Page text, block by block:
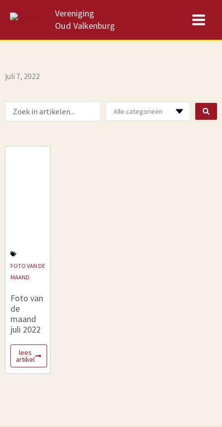
naar
inhoud
Vereniging
Oud Valkenburg
juli 7, 2022
Search
FOTO VAN DE
MAAND
Foto van
de
maand
juli 2022
lees
artikel